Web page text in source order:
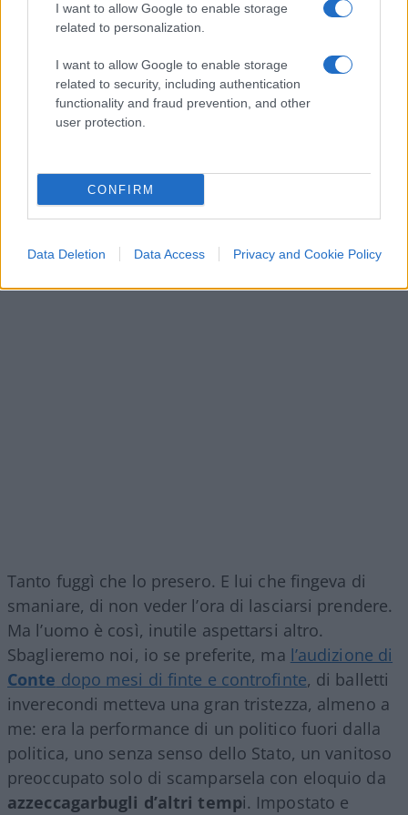
I want to allow Google to enable storage
related to personalization.
I want to allow Google to enable storage
related to security, including authentication
functionality and fraud prevention, and other
user protection.
CONFIRM
Data Deletion Data Access Privacy and Cookie Policy
Max Del Papa
7 Agosto 2026, 12:32
Tanto fuggì che lo presero. E lui che fingeva di
smaniare, di non veder l’ora di lasciarsi prendere.
Ma l’uomo è così, inutile aspettarsi altro.
Sbaglieremo noi, io se preferite, ma l’audizione di
Conte dopo mesi di finte e controfinte, di balletti
inverecondi metteva una gran tristezza, almeno a
me: era la performance di un politico fuori dalla
politica, uno senza senso dello Stato, un vanitoso
preoccupato solo di scamparsela con eloquio da
azzeccagarbugli d’altri tempi. Impostato e